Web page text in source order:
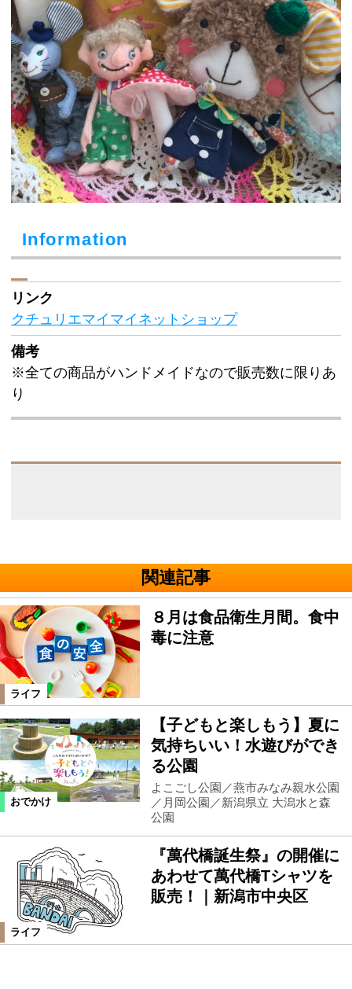
Information
リンク
クチュリエマイマイネットショップ
備考
※全ての商品がハンドメイドなので販売数に限りあ
り
関連記事
ライフ
８月は食品衛生月間。食中
毒に注意
おでかけ
【子どもと楽しもう】夏に
気持ちいい！水遊びができ
る公園
よこごし公園／燕市みなみ親水公園
／月岡公園／新潟県立 大潟水と森
公園
ライフ
『萬代橋誕生祭』の開催に
あわせて萬代橋Tシャツを
販売！｜新潟市中央区